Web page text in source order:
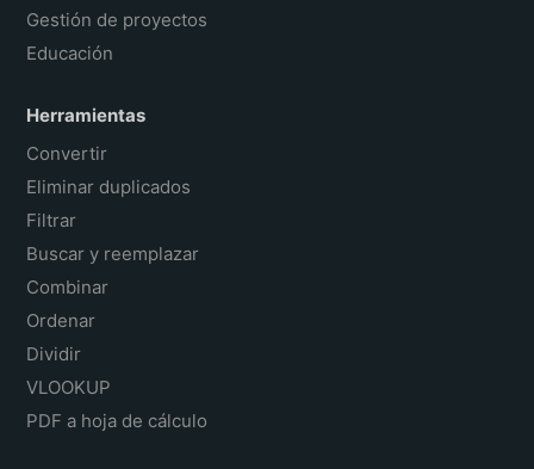
Gestión de proyectos
Educación
Herramientas
Convertir
Eliminar duplicados
Filtrar
Buscar y reemplazar
Combinar
Ordenar
Dividir
VLOOKUP
PDF a hoja de cálculo